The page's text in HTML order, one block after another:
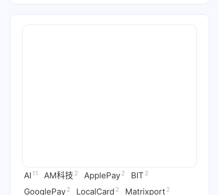
AI 11 AM科技 2 ApplePay 2 BIT 2
GooglePay 2 LocalCard 2 Matrixport 2